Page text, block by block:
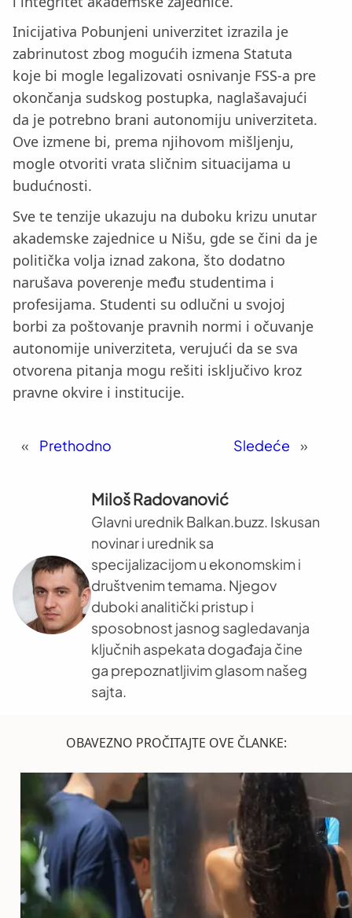
Inicijativa Pobunjeni univerzitet izrazila je
zabrinutost zbog mogućih izmena Statuta
koje bi mogle legalizovati osnivanje FSS-a pre
okončanja sudskog postupka, naglašavajući
da je potrebno brani autonomiju univerziteta.
Ove izmene bi, prema njihovom mišljenju,
mogle otvoriti vrata sličnim situacijama u
budućnosti.
Sve te tenzije ukazuju na duboku krizu unutar
akademske zajednice u Nišu, gde se čini da je
politička volja iznad zakona, što dodatno
narušava poverenje među studentima i
profesijama. Studenti su odlučni u svojoj
borbi za poštovanje pravnih normi i očuvanje
autonomije univerziteta, verujući da se sva
otvorena pitanja mogu rešiti isključivo kroz
pravne okvire i institucije.
« Prethodno Sledeće »
Miloš Radovanović
Glavni urednik Balkan.buzz. Iskusan
novinar i urednik sa
specijalizacijom u ekonomskim i
društvenim temama. Njegov
duboki analitički pristup i
sposobnost jasnog sagledavanja
ključnih aspekata događaja čine
ga prepoznatljivim glasom našeg
sajta.
OBAVEZNO PROČITAJTE OVE ČLANKE: